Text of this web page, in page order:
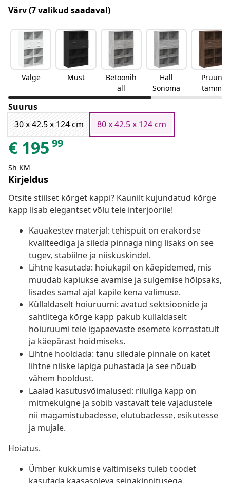
Värv(7 valikud saadaval)
Valge Must
Betoonih
all
Hall
Sonoma
Pruun
tamm
Suurus
30 x 42.5 x 124 cm
80 x 42.5 x 124 cm
€ 195 99
Sh KM
Kirjeldus
Otsite stiilset kõrget kappi? Kaunilt kujundatud kõrge
kapp lisab elegantset võlu teie interjöörile!
Kauakestev materjal: tehispuit on erakordse
kvaliteediga ja sileda pinnaga ning lisaks on see
tugev, stabiilne ja niiskuskindel.
Lihtne kasutada: hoiukapil on käepidemed, mis
muudab kapiukse avamise ja sulgemise hõlpsaks,
lisades samal ajal kapile kena välimuse.
Küllaldaselt hoiuruumi: avatud sektsioonide ja
sahtlitega kõrge kapp pakub küllaldaselt
hoiuruumi teie igapäevaste esemete korrastatult
ja käepärast hoidmiseks.
Lihtne hooldada: tänu siledale pinnale on katet
lihtne niiske lapiga puhastada ja see nõuab
vähem hooldust.
Laaiad kasutusvõimalused: riiuliga kapp on
mitmekülgne ja sobib vastavalt teie vajadustele
nii magamistubadesse, elutubadesse, esikutesse
ja mujale.
Hoiatus.
Ümber kukkumise vältimiseks tuleb toodet